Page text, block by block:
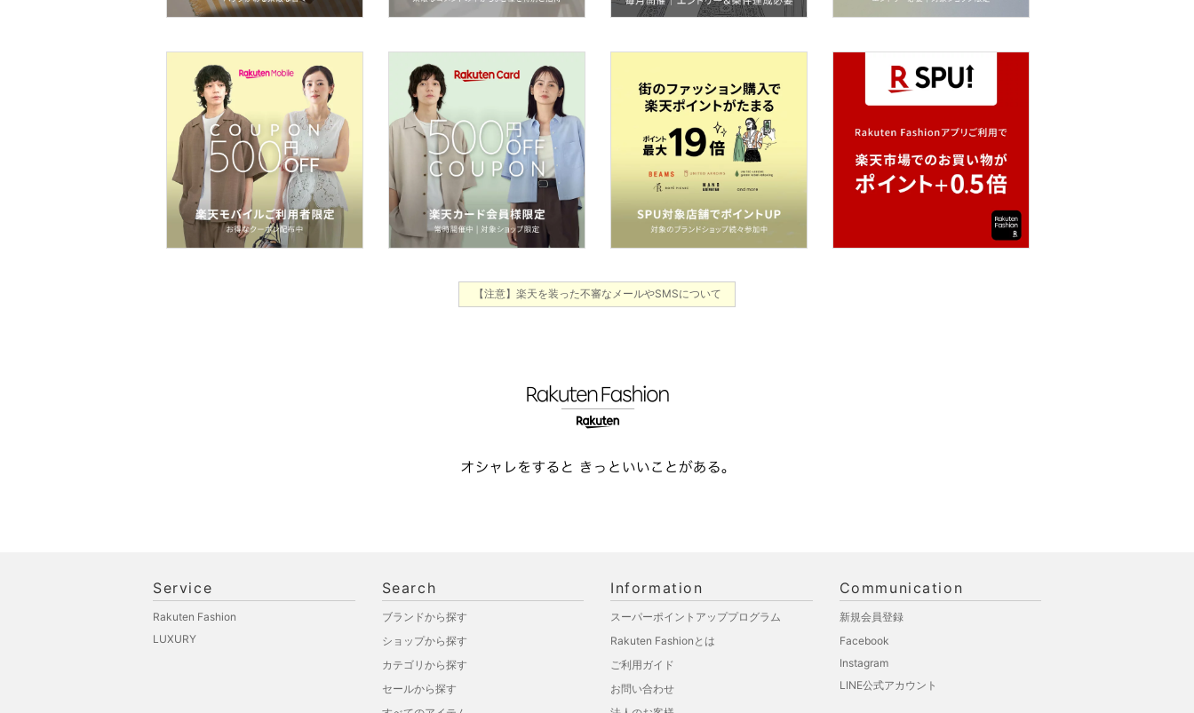
ボディケア・オーラルケ
ヘアケア
フレグランス
メイク道具・美容器具
コフレ・キット・セット
食器・調理器具・キッチ
ン用品
【注意】楽天を装った不審なメールやSMSについて
Service
Rakuten Fashion
LUXURY
Search
ブランドから探す
ショップから探す
カテゴリから探す
セールから探す
Information
スーパーポイントアッププログラム
Rakuten Fashionとは
ご利用ガイド
お問い合わせ
Communication
新規会員登録
Facebook
Instagram
LINE公式アカウント